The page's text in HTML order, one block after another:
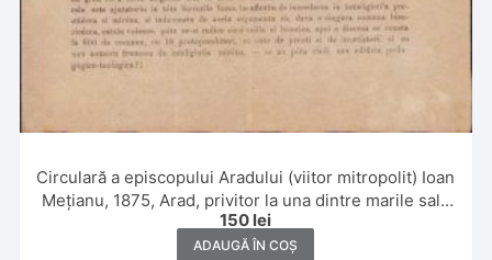
Circulară a episcopului Aradului (viitor mitropolit) Ioan
Mețianu, 1875, Arad, privitor la una dintre marile sale
realizări, ridicarea clădirii Institutului Pedagogic
Teologic Român din Arad
150 lei
ADAUGĂ ÎN COȘ